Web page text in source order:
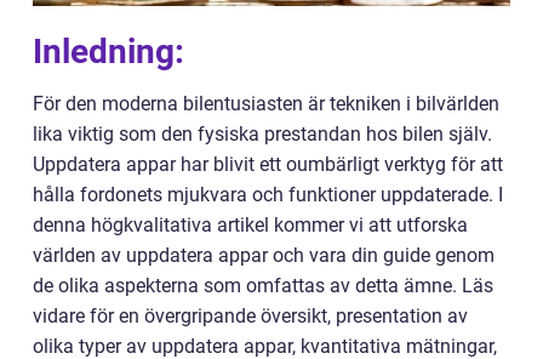
Inledning:
För den moderna bilentusiasten är tekniken i bilvärlden
lika viktig som den fysiska prestandan hos bilen själv.
Uppdatera appar har blivit ett oumbärligt verktyg för att
hålla fordonets mjukvara och funktioner uppdaterade. I
denna högkvalitativa artikel kommer vi att utforska
världen av uppdatera appar och vara din guide genom
de olika aspekterna som omfattas av detta ämne. Läs
vidare för en övergripande översikt, presentation av
olika typer av uppdatera appar, kvantitativa mätningar,